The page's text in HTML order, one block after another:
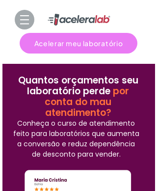
Acelerar meu laboratório
Quantos orçamentos seu
laboratório perde por
conta do mau
atendimento?
Conheça o curso de atendimento
feito para laboratórios que aumenta
a conversão e reduz dependência
de desconto para vender.